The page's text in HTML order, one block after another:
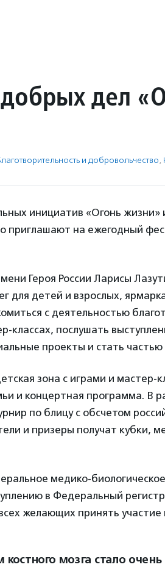
дел
и доброволь­чест­во,
инициатив «Огонь
приглашают на ежегодный
Героя России Ларисы
для детей и взрослых,
с деятельностью
классах, послушать
проекты и стать
зона с играми и мастер-
и концертная программа. В
по блицу с обсчетом
и призеры получат кубки,
медико-биологическое
в Федеральный
желающих принять участие
мозга стало